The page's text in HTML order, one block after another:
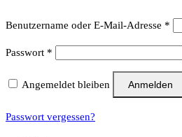
Benutzername oder E-Mail-Adresse *
Passwort *
Angemeldet bleiben Anmelden
Passwort vergessen?